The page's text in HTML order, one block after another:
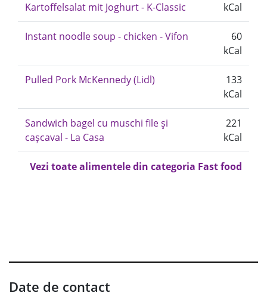
Kartoffelsalat mit Joghurt - K-Classic
kCal
Instant noodle soup - chicken - Vifon
60
kCal
Pulled Pork McKennedy (Lidl)
133
kCal
Sandwich bagel cu muschi file și
cașcaval - La Casa
221
kCal
Vezi toate alimentele din categoria Fast food
Date de contact